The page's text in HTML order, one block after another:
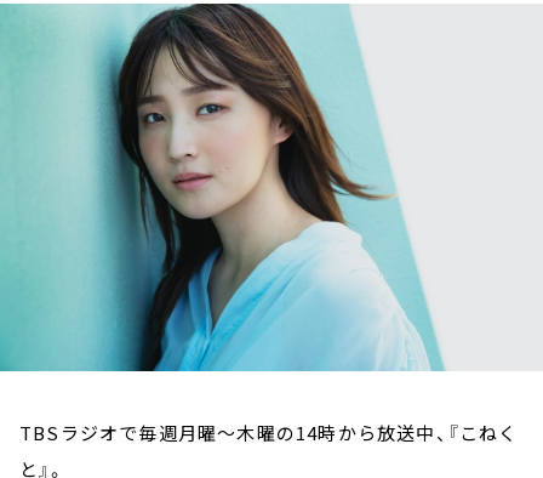
お知らせ
イベント・グッズ
YouTube
会社情報
TBSラジオで毎週月曜～木曜の14時から放送中、『こねく
と』。